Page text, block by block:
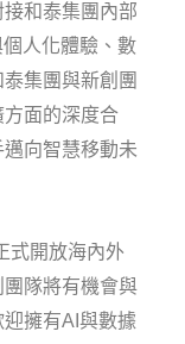
和泰集團內部
人化體驗、數
集團與新創團
方面的深度合
向智慧移動未
式開放海內外
隊將有機會與
擁有AI與數據